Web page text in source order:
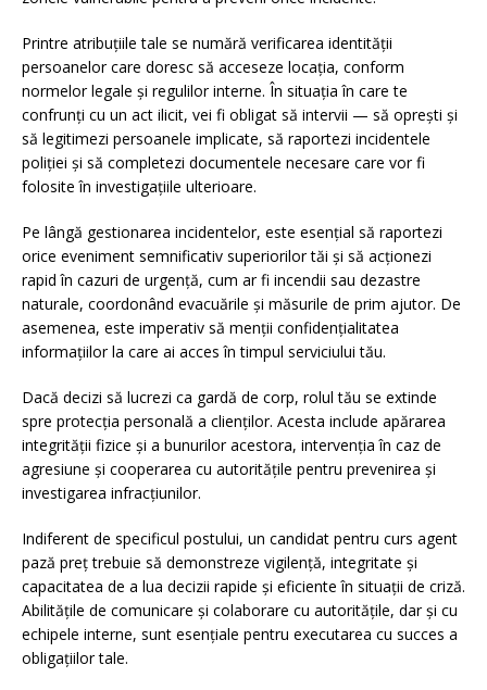
Printre atribuțiile tale se numără verificarea identității
persoanelor care doresc să acceseze locația, conform
normelor legale și regulilor interne. În situația în care te
confrunți cu un act ilicit, vei fi obligat să intervii — să oprești și
să legitimezi persoanele implicate, să raportezi incidentele
poliției și să completezi documentele necesare care vor fi
folosite în investigațiile ulterioare.
Pe lângă gestionarea incidentelor, este esențial să raportezi
orice eveniment semnificativ superiorilor tăi și să acționezi
rapid în cazuri de urgență, cum ar fi incendii sau dezastre
naturale, coordonând evacuările și măsurile de prim ajutor. De
asemenea, este imperativ să menții confidențialitatea
informațiilor la care ai acces în timpul serviciului tău.
Dacă decizi să lucrezi ca gardă de corp, rolul tău se extinde
spre protecția personală a clienților. Acesta include apărarea
integrității fizice și a bunurilor acestora, intervenția în caz de
agresiune și cooperarea cu autoritățile pentru prevenirea și
investigarea infracțiunilor.
Indiferent de specificul postului, un candidat pentru curs agent
pază preț trebuie să demonstreze vigilență, integritate și
capacitatea de a lua decizii rapide și eficiente în situații de criză.
Abilitățile de comunicare și colaborare cu autoritățile, dar și cu
echipele interne, sunt esențiale pentru executarea cu succes a
obligațiilor tale.